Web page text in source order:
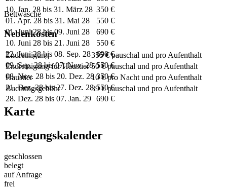
10. Jan. 28 bis 31. März 28 350 €
01. Apr. 28 bis 31. Mai 28
550 €
01. Juni 28 bis 09. Juni 28
690 €
10. Juni 28 bis 21. Juni 28
550 €
22. Juni 28 bis 08. Sep. 28
690 €
09. Sep. 28 bis 07. Nov. 28 550 €
08. Nov. 28 bis 20. Dez. 28 350 €
21. Dez. 28 bis 27. Dez. 28 550 €
28. Dez. 28 bis 07. Jan. 29 690 €
Bettwäsche
Nebenkosten
Endreinigung
355 € pauschal und pro Aufenthalt
Endreinigung für Haustier 50 € pauschal und pro Aufenthalt
Haustier
10 € pro Nacht und pro Aufenthalt
Buchungsgebühr
39 € pauschal und pro Aufenthalt
Karte
Belegungskalender
geschlossen
belegt
auf Anfrage
frei